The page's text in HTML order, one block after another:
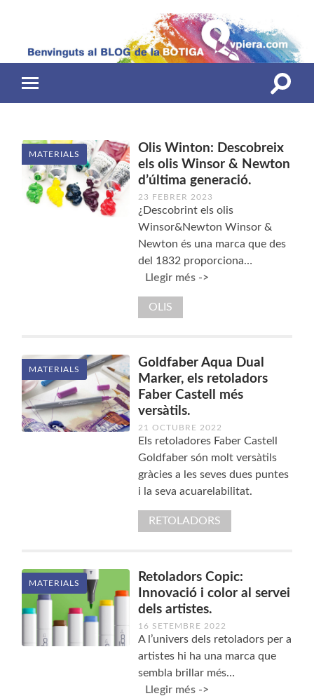
mobile
Toggle
MATERIALS
Olis Winton: Descobreix
els olis Winsor & Newton
d’última generació.
23 FEBRER 2023
¿Descobrint els olis
Winsor&Newton Winsor &
Newton és una marca que des
del 1832 proporciona…
Llegir més ->
OLIS
MATERIALS
Goldfaber Aqua Dual
Marker, els retoladors
Faber Castell més
versàtils.
21 OCTUBRE 2022
Els retoladores Faber Castell
Goldfaber són molt versàtils
gràcies a les seves dues puntes
i la seva acuarelabilitat.
RETOLADORS
MATERIALS
Retoladors Copic:
Innovació i color al servei
dels artistes.
16 SETEMBRE 2022
A l’univers dels retoladors per a
artistes hi ha una marca que
sembla brillar més…
Llegir més ->